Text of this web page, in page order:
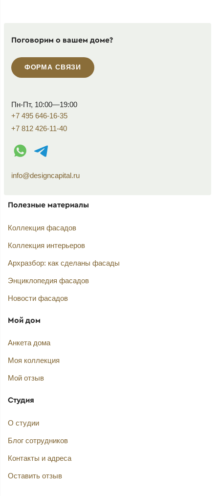
Поговорим о вашем доме?
ФОРМА СВЯЗИ
Пн-Пт, 10:00—19:00
+7 495 646-16-35
+7 812 426-11-40
WhatsApp контакт
Telegram контакт
info@designcapital.ru
Полезные материалы
Коллекция фасадов
Коллекция интерьеров
Архразбор: как сделаны фасады
Энциклопедия фасадов
Новости фасадов
Мой дом
Анкета дома
Моя коллекция
Мой отзыв
Студия
О студии
Блог сотрудников
Контакты и адреса
Оставить отзыв